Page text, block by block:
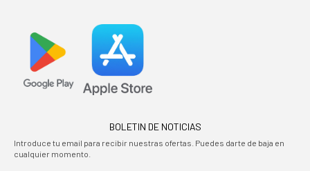
BOLETIN DE NOTICIAS
Introduce tu email para recibir nuestras ofertas. Puedes darte de baja en
cualquier momento.